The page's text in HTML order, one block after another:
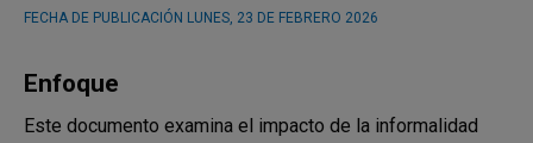
FECHA DE PUBLICACIÓN LUNES, 23 DE FEBRERO 2026
Enfoque
Este documento examina el impacto de la informalidad